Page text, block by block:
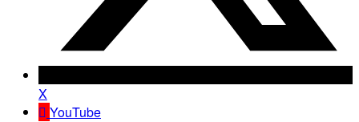
X
YouTube